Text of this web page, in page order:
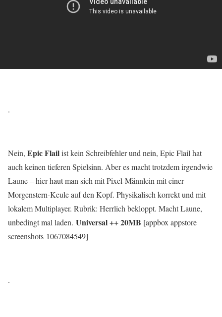
.
Nein, Epic Flailist kein Schreibfehler und nein, Epic Flail hat
auch keinen tieferen Spielsinn. Aber es macht trotzdem irgendwie
Laune – hier haut man sich mit Pixel-Männlein mit einer
Morgenstern-Keule auf den Kopf. Physikalisch korrekt und mit
lokalem Multiplayer. Rubrik: Herrlich bekloppt. Macht Laune,
unbedingt mal laden. Universal ++ 20MB [appbox appstore
screenshots 1067084549]
.